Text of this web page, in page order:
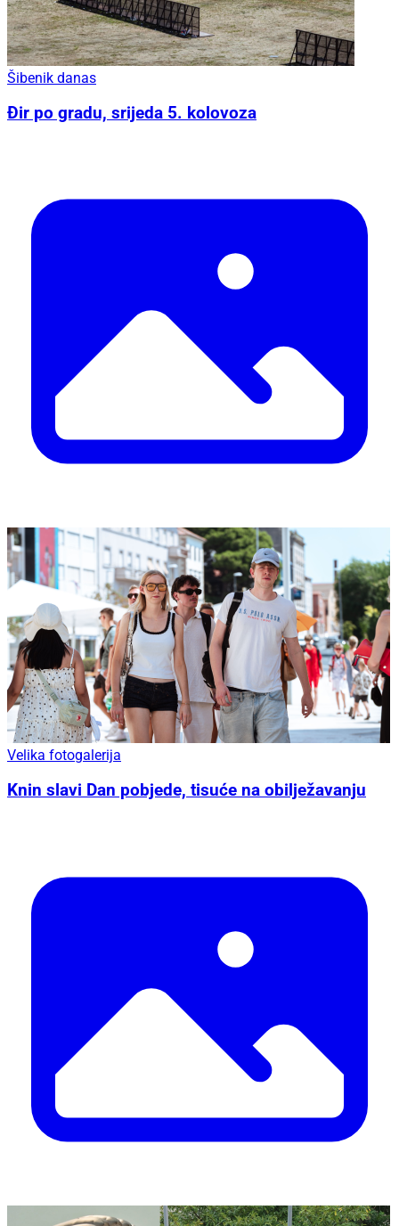
Šibenik danas
Đir po gradu, srijeda 5. kolovoza
Velika fotogalerija
Knin slavi Dan pobjede, tisuće na obilježavanju